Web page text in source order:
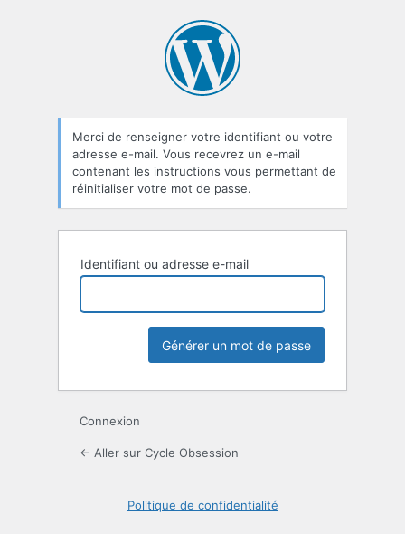
oublié
Merci de renseigner votre identifiant ou votre
adresse e-mail. Vous recevrez un e-mail
contenant les instructions vous permettant de
réinitialiser votre mot de passe.
Identifiant ou adresse e-mail
Connexion
← Aller sur Cycle Obsession
Politique de confidentialité